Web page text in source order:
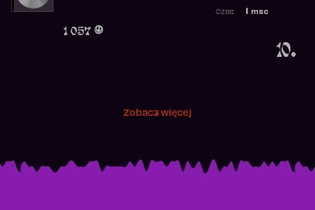
10.
1 057
msc
Czas:
Zobacz więcej